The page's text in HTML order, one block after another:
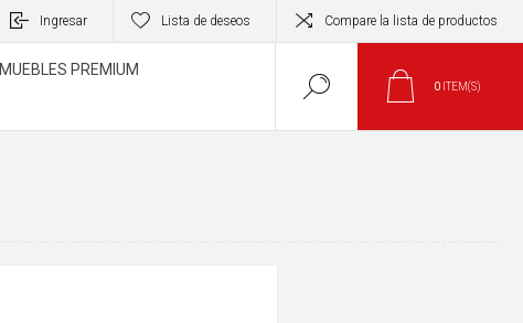
Ingresar Lista de deseos Compare la lista de productos
MUEBLES PREMIUM
0 ITEM(S)